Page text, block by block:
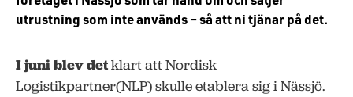
utrustning som inte används – så att ni tjänar på det.
I juni blev detklart att Nordisk
Logistikpartner(NLP) skulle etablera sig i Nässjö.